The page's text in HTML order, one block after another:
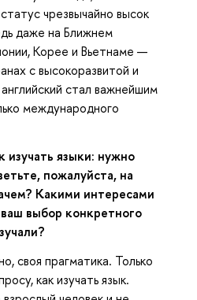
чрезвычайно высок
даже на Ближнем
Корее и Вьетнаме —
с высокоразвитой и
стал важнейшим
международного
изучать языки: нужно
пожалуйста, на
Какими интересами
выбор конкретного
своя прагматика. Только
как изучать язык.